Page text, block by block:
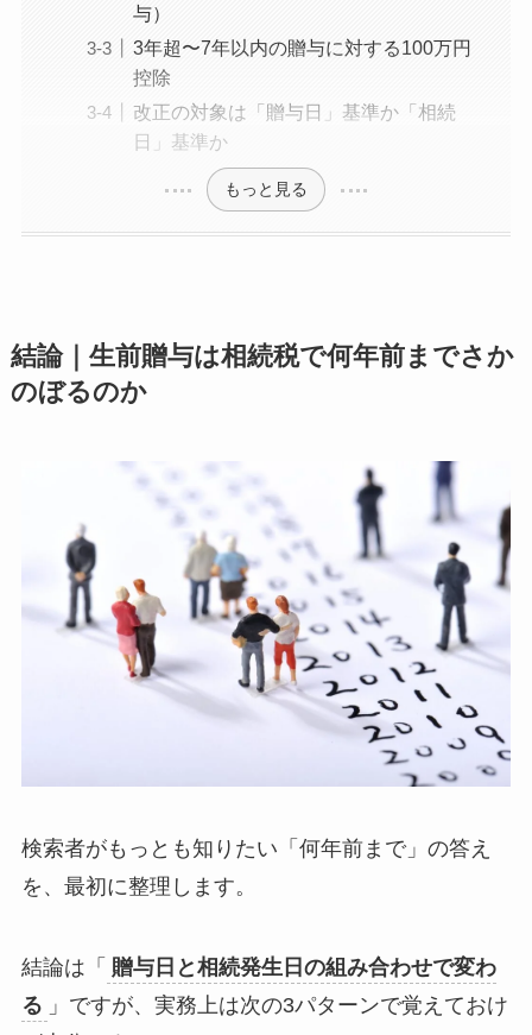
与）
3年超〜7年以内の贈与に対する100万円
控除
改正の対象は「贈与日」基準か「相続
日」基準か
もっと見る
結論｜生前贈与は相続税で何年前までさか
のぼるのか
検索者がもっとも知りたい「何年前まで」の答え
を、最初に整理します。
結論は「 贈与日と相続発生日の組み合わせで変わ
る 」ですが、実務上は次の3パターンで覚えておけ
とは別計算ですか？
まとめ｜あなたのケースの「何年前まで」判
定チェックリスト
相続発生想定年別の加算期間早見表
今すぐ確認すべき3つのポイント
専門家相談を検討すべきタイミング